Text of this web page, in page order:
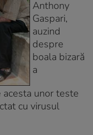
Anthony
Gaspari,
auzind
despre
boala bizară
a
unor teste
cu virusul